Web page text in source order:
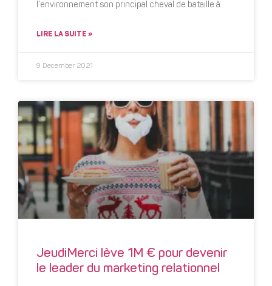
l’environnement son principal cheval de bataille à
LIRE LA SUITE »
9 December 2021
JeudiMerci lève 1M € pour devenir
le leader du marketing relationnel